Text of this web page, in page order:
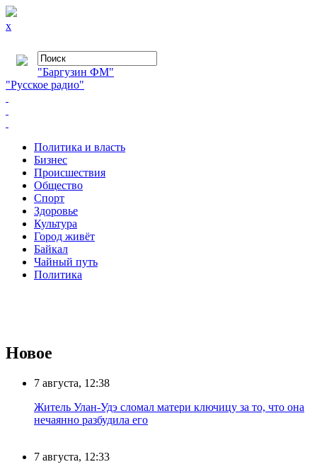
x
"Баргузин ФМ"
"Русское радио"
Политика и власть
Бизнес
Происшествия
Общество
Cпорт
Здоровье
Культура
Город живёт
Байкал
Чайный путь
Политика
Новое
7 августа, 12:38
Житель Улан-Удэ сломал матери ключицу за то, что она
нечаянно разбудила его
7 августа, 12:33